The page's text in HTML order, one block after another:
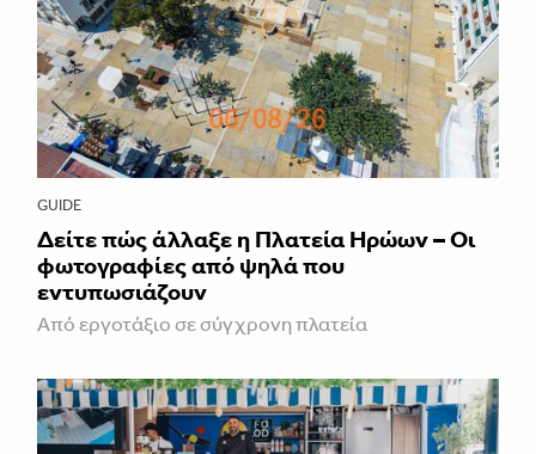
GUIDE
Δείτε πώς άλλαξε η Πλατεία Ηρώων – Οι
φωτογραφίες από ψηλά που
εντυπωσιάζουν
Από εργοτάξιο σε σύγχρονη πλατεία